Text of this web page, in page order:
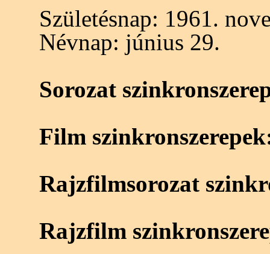
Születésnap: 1961.
Névnap: június 29.
Sorozat
Film
Rajzfilmsorozat
Rajzfilm